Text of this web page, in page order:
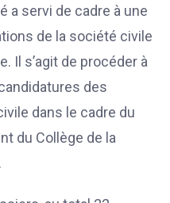
a servi de cadre à une
de la société civile
Il s’agit de procéder à
des
dans le cadre du
du Collège de la